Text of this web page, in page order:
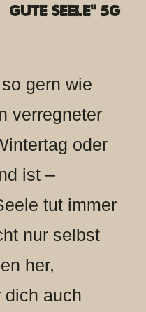
Seele“ 5g
gern wie
verregneter
oder
ist –
tut immer
nur selbst
her,
dich auch